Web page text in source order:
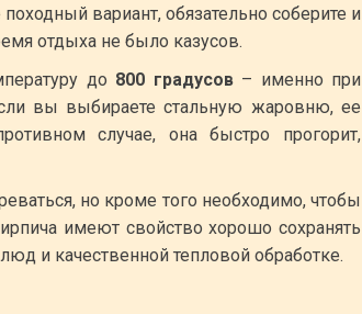
вариант, обязательно соберите и
отдыха не было казусов.
до 800 градусов– именно при
вы выбираете стальную жаровню, ее
случае, она быстро прогорит,
но кроме того необходимо, чтобы
имеют свойство хорошо сохранять
и качественной тепловой обработке.